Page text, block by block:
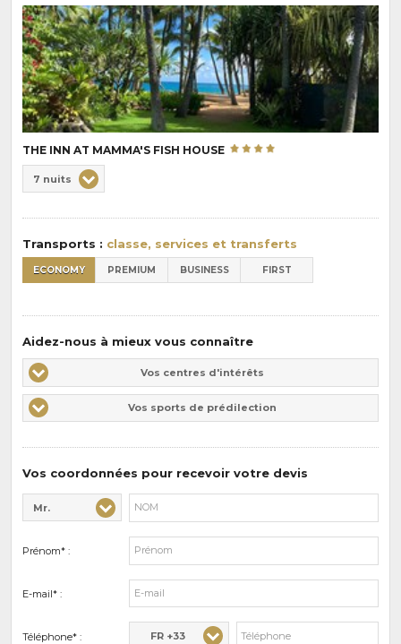
THE INN AT MAMMA'S FISH HOUSE
de
la
:
7 nuits
Transports : classe, services et transferts
ECONOMY PREMIUM BUSINESS FIRST
Aidez-nous à mieux vous connaître
Vos
centres
d'intérêts
Vos centres d'intérêts
Vos
sports
Vos sports de prédilection
Vos coordonnées pour recevoir votre devis
Civilité* :
Mr.
Nom* :
Prénom* :
E-mail* :
Téléphone* : FR +33